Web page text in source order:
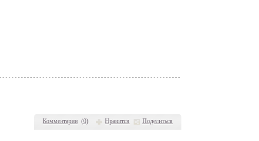
Комментарии (0) Нравится Поделиться